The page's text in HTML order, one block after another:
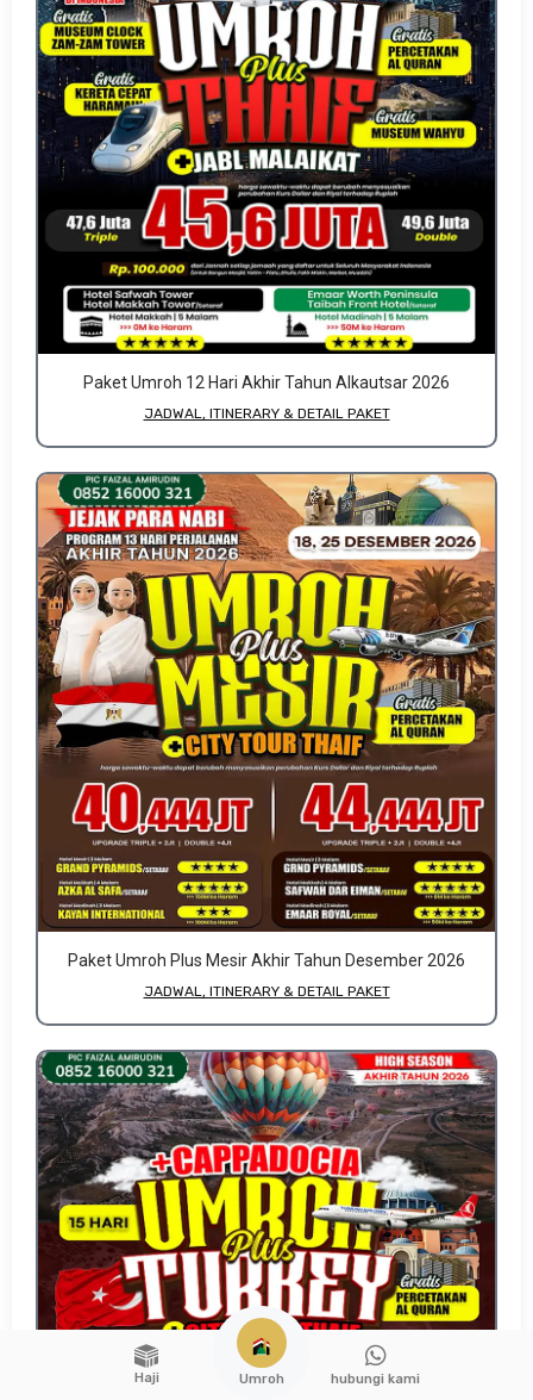
Paket Umroh 12 Hari Akhir Tahun Alkautsar 2026
JADWAL, ITINERARY & DETAIL PAKET
Paket Umroh Plus Mesir Akhir Tahun Desember 2026
JADWAL, ITINERARY & DETAIL PAKET
Haji Umroh hubungi kami